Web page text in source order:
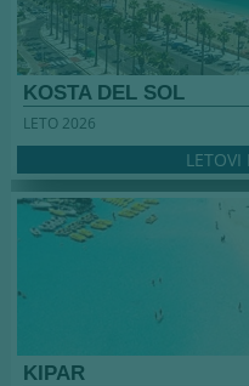
KOSTA DEL SOL
LETO 2026
KIPAR